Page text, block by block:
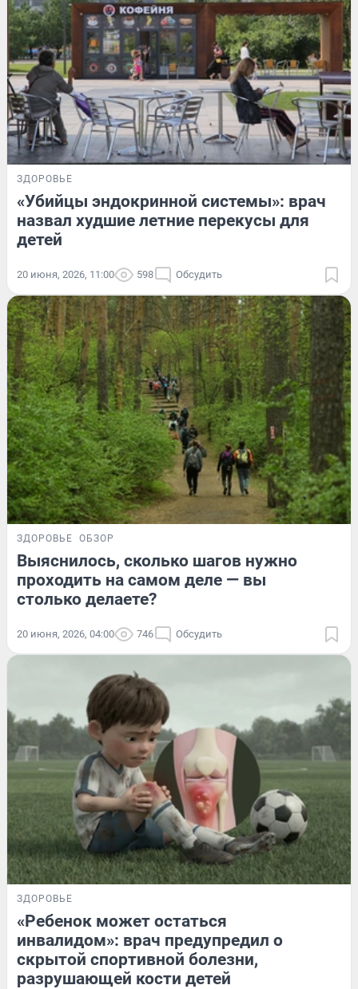
ЗДОРОВЬЕ
«Убийцы эндокринной системы»: врач
назвал худшие летние перекусы для
детей
20 июня, 2026, 11:00 598 Обсудить
ЗДОРОВЬЕ ОБЗОР
Выяснилось, сколько шагов нужно
проходить на самом деле — вы
столько делаете?
20 июня, 2026, 04:00 746 Обсудить
ЗДОРОВЬЕ
«Ребенок может остаться
инвалидом»: врач предупредил о
скрытой спортивной болезни,
разрушающей кости детей